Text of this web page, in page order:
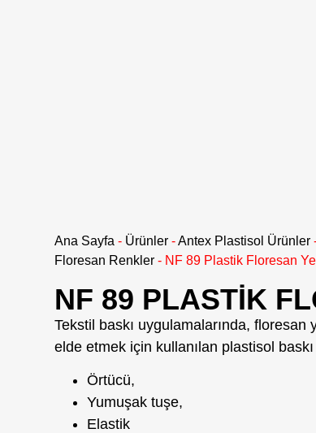
Ana Sayfa - Ürünler -Antex Plastisol Ürünler
Floresan Renkler - NF 89 Plastik Floresan
NF 89 PLASTIK
Tekstil baskı uygulamalarında, floresan
elde etmek için kullanılan plastisol baskı
Örtücü,
Yumuşak tuşe,
Elastik